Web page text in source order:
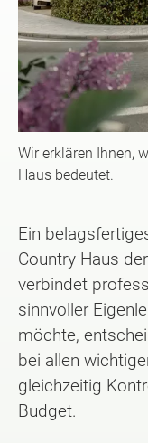
Wir erklären Ihnen,
Haus bedeutet.
Ein
Country Haus
verbindet
sinnvoller
möchte,
bei allen
gleichzeitig
Budget.